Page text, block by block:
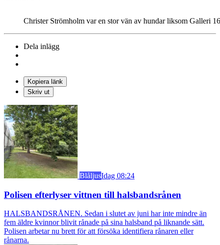
Christer Strömholm var en stor vän av hundar liksom Galleri
Dela inlägg
Kopiera länk
Skriv ut
BlåljusIdag 08:24
Polisen efterlyser vittnen till halsbandsrånen
HALSBANDSRÅNEN. Sedan i slutet av juni har inte mindre än
fem äldre kvinnor blivit rånade på sina halsband på liknande sätt.
Polisen arbetar nu brett för att försöka identifiera rånaren eller
rånarna.